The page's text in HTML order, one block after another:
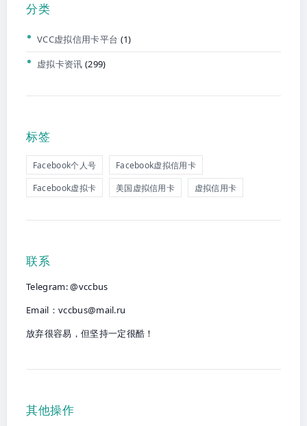
分类
VCC虚拟信用卡平台 (1)
虚拟卡资讯 (299)
标签
Facebook个人号
Facebook虚拟信用卡
Facebook虚拟卡
美国虚拟信用卡 虚拟信用卡
联系
Telegram: @vccbus
Email： vccbus@mail.ru
放弃很容易，但坚持一定很酷！
其他操作